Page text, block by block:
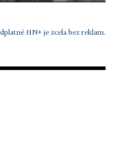
HN+ je zcela bez reklam.